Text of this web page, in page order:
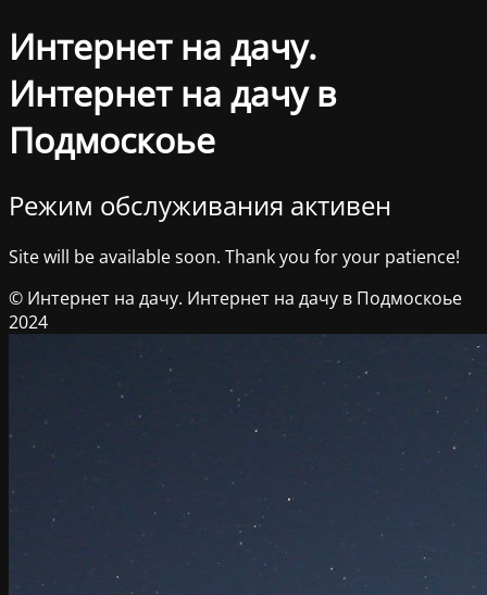
Интернет на дачу.
Интернет на дачу в
Подмоскоье
Режим обслуживания активен
Site will be available soon. Thank you for your patience!
© Интернет на дачу. Интернет на дачу в Подмоскоье
2024